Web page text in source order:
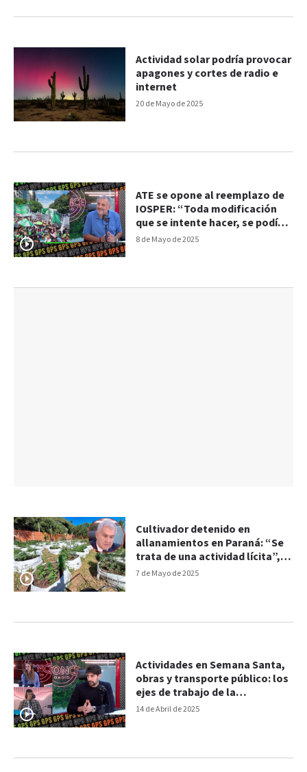
20 de Mayo de 2025
Actividad solar podría provocar
apagones y cortes de radio e
internet
8 de Mayo de 2025
ATE se opone al reemplazo de
IOSPER: “Toda modificación
que se intente hacer, se podía
realizar en la actual ley”
7 de Mayo de 2025
Cultivador detenido en
allanamientos en Paraná: “Se
trata de una actividad lícita”,
declaró su abogado
14 de Abril de 2025
Actividades en Semana Santa,
obras y transporte público: los
ejes de trabajo de la
Municipalidad de Paraná